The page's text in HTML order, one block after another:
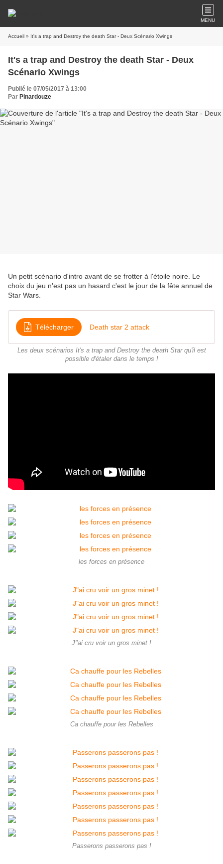
MENU
Accueil » It's a trap and Destroy the death Star - Deux Scénario Xwings
It's a trap and Destroy the death Star - Deux
Scénario Xwings
Publié le 07/05/2017 à 13:00
Par Pinardouze
Un petit scénario d'intro avant de se frotter à l'étoile noire. Le
choix du jeu n'est pas un hasard c'est le jour de la fête annuel de
Star Wars.
Télécharger Death star 2 attack
Les deux scénarios It's a trap and Destroy the death Star qu'il est
possible d'étaler dans le temps !
les forces en présence
J"ai cru voir un gros minet !
Ca chauffe pour les Rebelles
Passerons passerons pas !